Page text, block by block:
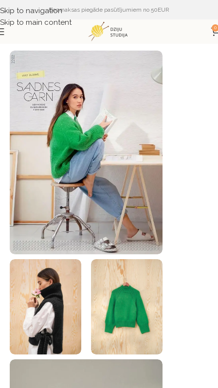
Skip to navigation
Skip to main content
Bezmaksas piegāde pasūtījumiem no 50EUR
0
ŽURNĀLI UN APRAKSTI SANDNES GARN